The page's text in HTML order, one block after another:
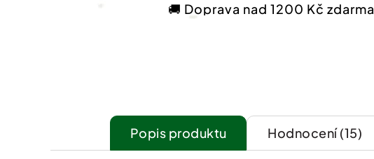
🚚 Doprava nad 1200 Kč zdarma
Popis Hodnocení (15)